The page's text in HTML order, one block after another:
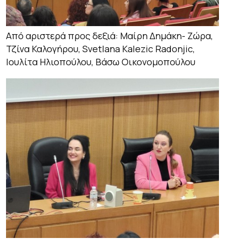
Από αριστερά προς δεξιά: Μαίρη Δημάκη- Ζώρα,
Τζίνα Καλογήρου, Svetlana Kalezic Radonjic,
Ιουλίτα Ηλιοπούλου, Βάσω Οικονομοπούλου